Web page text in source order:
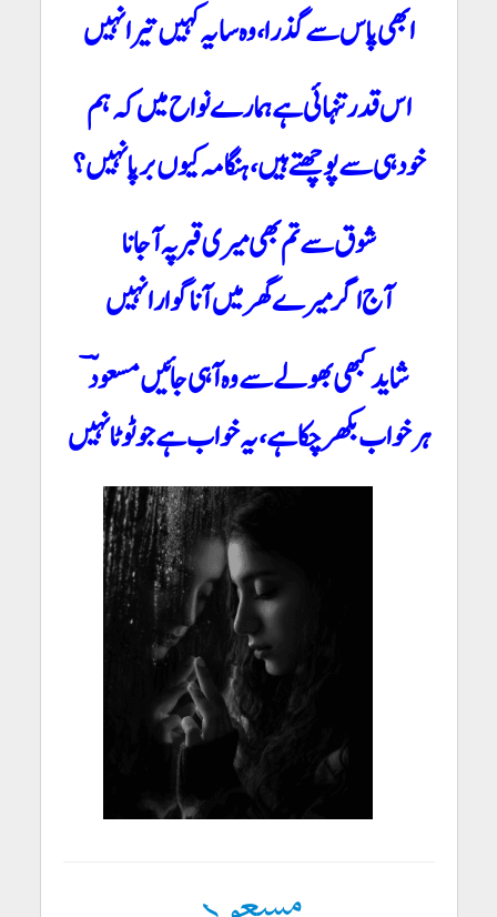
ابھی پاس سے گذرا، وہ سایہ کہیں تیرا نہیں
اس قدر تنہائی ہے ہمارے نواح میں کہ ہم
خود ہی سے پوچھتے ہیں، ہنگامہ کیوں برپا نہیں؟
شوق سے تم بھی میری قبر پہ آ جانا
آج اگر میرے گھر میں آنا گوارا نہیں
شاید کبھی بھولے سے وہ آ ہی جائیں مسعودؔ
ہر خواب بکھر چکا ہے، یہ خواب ہے جو ٹوٹا نہیں